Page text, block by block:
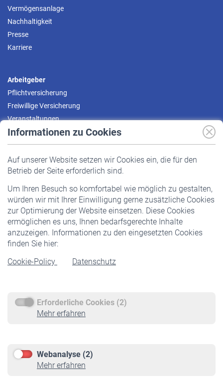
Informationen zu Cookies
Auf unserer Website setzen wir Cookies ein, die für den
Betrieb der Seite erforderlich sind.
Um Ihren Besuch so komfortabel wie möglich zu gestalten,
würden wir mit Ihrer Einwilligung gerne zusätzliche Cookies
zur Optimierung der Website einsetzen. Diese Cookies
ermöglichen es uns, Ihnen bedarfsgerechte Inhalte
anzuzeigen. Informationen zu den eingesetzten Cookies
finden Sie hier:
Cookie-Policy
Datenschutz
Erforderliche Cookies (2)
Mehr erfahren
Webanalyse (2)
Mehr erfahren
Vermögensanlage
Nachhaltigkeit
Presse
Karriere
Arbeitgeber
Pflichtversicherung
Freiwillige Versicherung
Veranstaltungen
Pflichtversicherung
Staatliche Förderung
Veranstaltungen
Rentner
Rentenbeginn
Rente beantragen
Service
Informationen
Online-Rechner
VBLnewsletter